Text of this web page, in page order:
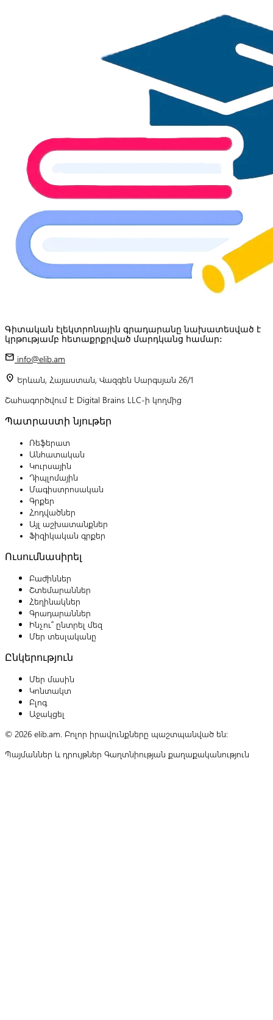
Գիտական էլեկտրոնային գրադարանը նախատեսված է
կրթությամբ հետաքրքրված մարդկանց համար:
mail info@elib.am
location_on Երևան, Հայաստան, Վազգեն Սարգսյան 26/1
Շահագործվում է Digital Brains LLC-ի կողմից
Պատրաստի նյութեր
Ռեֆերատ
Անհատական
Կուրսային
Դիպլոմային
Մագիստրոսական
Գրքեր
Հոդվածներ
Այլ աշխատանքներ
Ֆիզիկական գրքեր
Ուսումնասիրել
Բաժիններ
Շտեմարաններ
Հեղինակներ
Գրադարաններ
Ինչու՞ ընտրել մեզ
Մեր տեսլականը
Ընկերություն
Մեր մասին
Կոնտակտ
Բլոգ
Աջակցել
© 2026 elib.am. Բոլոր իրավունքները պաշտպանված են:
Պայմաններ և դրույթներ Գաղտնիության քաղաքականություն